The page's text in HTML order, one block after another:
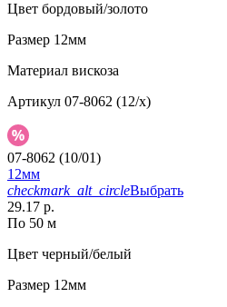
Цвет бордовый/золото
Размер 12мм
Материал вискоза
Артикул 07-8062 (12/x)
07-8062 (10/01)
12мм
checkmark_alt_circleВыбрать
29.17 р.
По 50 м
Цвет черный/белый
Размер 12мм